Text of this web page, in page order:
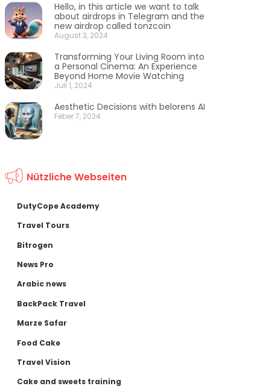
Hello, in this article we want to talk
about airdrops in Telegram and the
new airdrop called tonzcoin
August 3, 2024
Transforming Your Living Room into
a Personal Cinema: An Experience
Beyond Home Movie Watching
Juli 1, 2024
Aesthetic Decisions with belorens AI
Feber 7, 2024
Nützliche Webseiten
DutyCope Academy
Travel Tours
Bitrogen
News Pro
Arabic news
BackPack Travel
Marze Safar
Food Cake
Travel Vision
Cake and sweets training